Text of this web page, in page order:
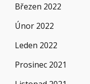
Březen 2022
Únor 2022
Leden 2022
Prosinec 2021